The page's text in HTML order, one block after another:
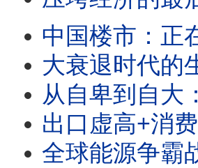
中国楼市：正在寻找
大衰退时代的生存法则
从自卑到自大：揭秘德国衰落的底
出口虚高+消费通缩，2026中
全球能源争霸战，美国完